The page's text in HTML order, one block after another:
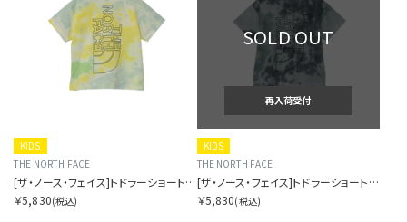
KIDS
THE NORTH FACE
[ザ・ノース・フェイス]トドラーショートスリーブノベルティビッグルートティー
￥5,830(税込)
SOLD OUT
再入荷受付
KIDS
THE NORTH FACE
[ザ・ノース・フェイス]トドラーショートスリーブノベルティビッグルートティー
￥5,830(税込)